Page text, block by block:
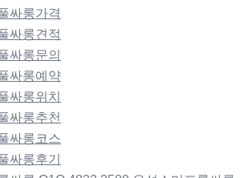
싸롱가격
싸롱견적
싸롱문의
싸롱예약
싸롱위치
싸롱추천
싸롱코스
싸롱후기